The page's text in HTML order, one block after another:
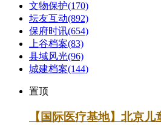
文物保护(170)
坛友互动(892)
保府时讯(654)
上谷档案(83)
县域风光(96)
城建档案(144)
置顶
【国际医疗基地】北京